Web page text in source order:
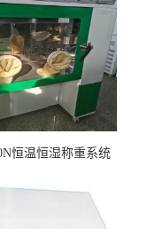
恒温恒湿称重系统